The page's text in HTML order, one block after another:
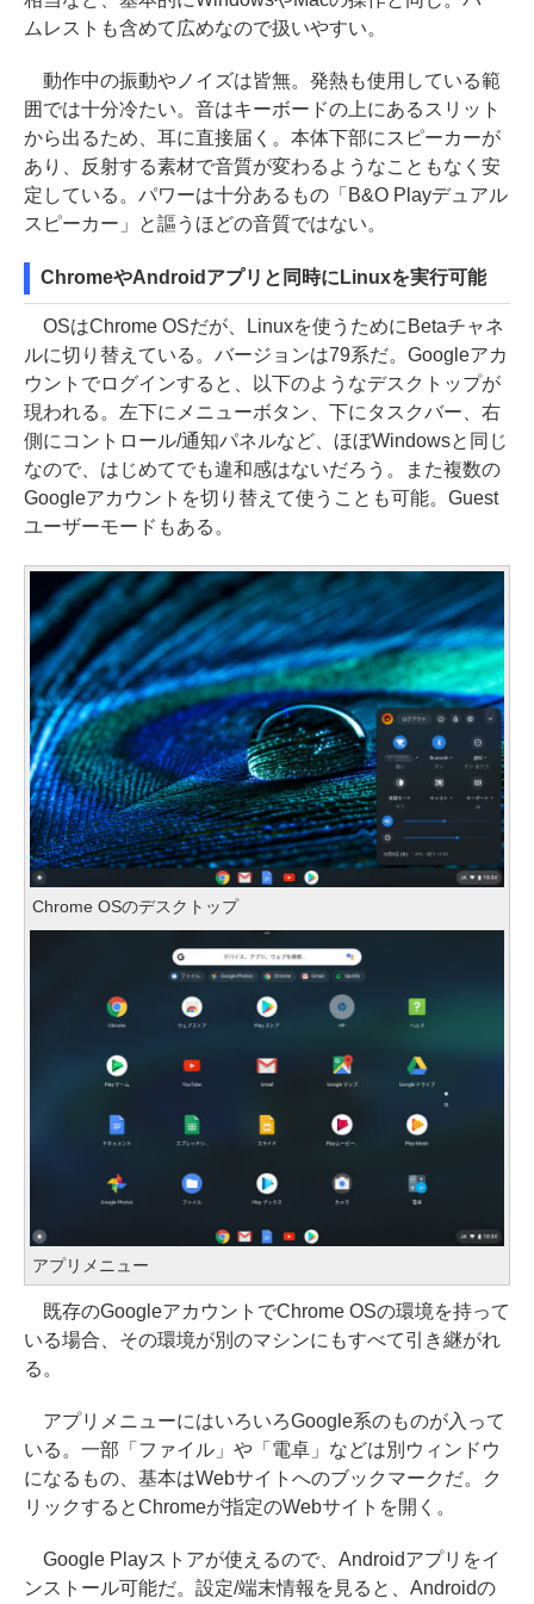
ムレストも含めて広めなので扱いやすい。
動作中の振動やノイズは皆無。発熱も使用している範
囲では十分冷たい。音はキーボードの上にあるスリット
から出るため、耳に直接届く。本体下部にスピーカーが
あり、反射する素材で音質が変わるようなこともなく安
定している。パワーは十分あるもの「B&O Playデュアル
スピーカー」と謳うほどの音質ではない。
ChromeやAndroidアプリと同時にLinuxを実行可能
OSはChrome OSだが、Linuxを使うためにBetaチャネ
ルに切り替えている。バージョンは79系だ。Googleアカ
ウントでログインすると、以下のようなデスクトップが
現われる。左下にメニューボタン、下にタスクバー、右
側にコントロール/通知パネルなど、ほぼWindowsと同じ
なので、はじめてでも違和感はないだろう。また複数の
Googleアカウントを切り替えて使うことも可能。Guest
ユーザーモードもある。
Chrome OSのデスクトップ
アプリメニュー
既存のGoogleアカウントでChrome OSの環境を持って
いる場合、その環境が別のマシンにもすべて引き継がれ
る。
アプリメニューにはいろいろGoogle系のものが入って
いる。一部「ファイル」や「電卓」などは別ウィンドウ
になるもの、基本はWebサイトへのブックマークだ。ク
リックするとChromeが指定のWebサイトを開く。
Google Playストアが使えるので、Androidアプリをイ
ンストール可能だ。設定/端末情報を見ると、Androidの